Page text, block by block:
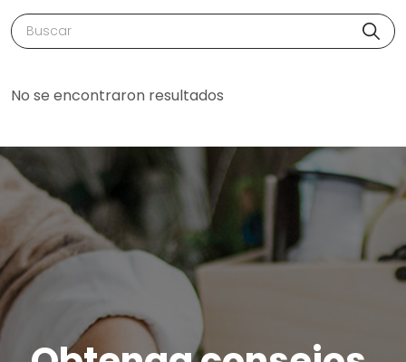
Buscar
No se encontraron resultados